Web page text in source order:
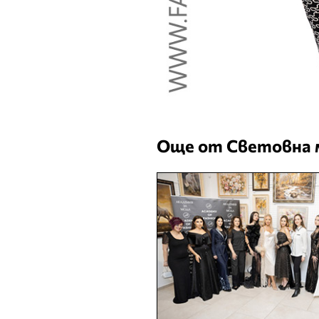
Още от Световна